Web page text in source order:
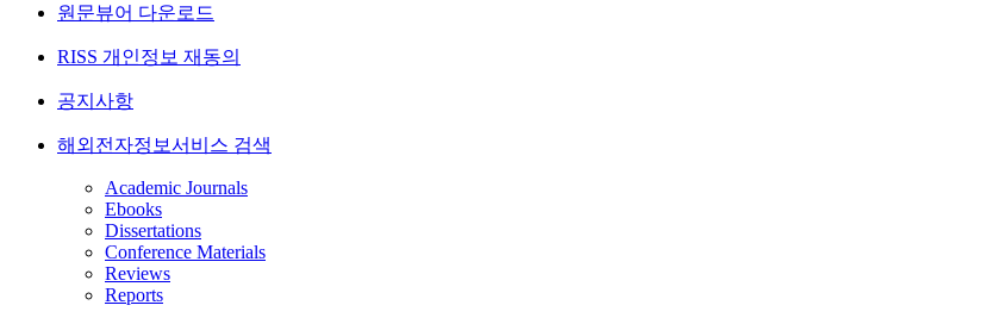
원문뷰어 다운로드
RISS 개인정보 재동의
공지사항
해외전자정보서비스 검색
Academic Journals
Ebooks
Dissertations
Conference Materials
Reviews
Reports